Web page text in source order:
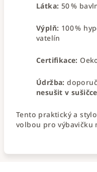
Látka: 50 %
Výplň: 100 %
vatelín
Certifikace:
Údržba:
nesušit v sušičce
Tento praktický a
volbou pro výbavičku